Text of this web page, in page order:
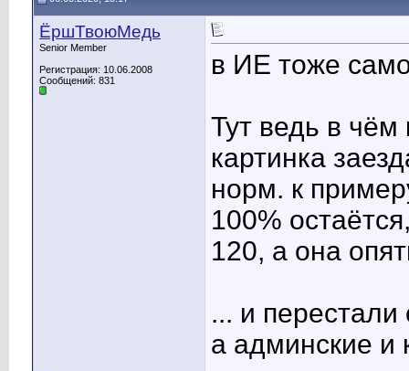
ЁршТвоюМедь
Senior Member
Регистрация: 10.06.2008
Сообщений: 831
в ИЕ тоже
Тут ведь в
картинка
норм. к
100%
120, а она
... и
а админские